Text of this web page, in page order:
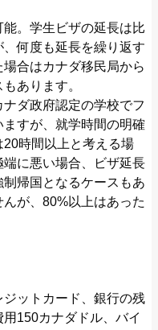
。学生ビザの延長は比
何度も延長を繰り返す
合はカナダ移民局から
あります。
ナダ政府認定の学校でフ
すが、就学時間の明確
時間以上と考える場
に悪い場合、ビザ延長
帰国となるケースもあ
が、80%以上はあった
ットカード、銀行の残
150カナダドル、バイ